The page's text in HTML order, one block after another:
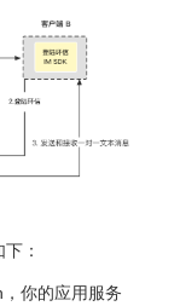
：
你的应用服务